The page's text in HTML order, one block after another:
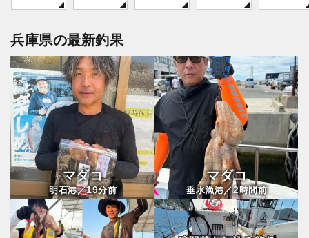
兵庫県の最新釣果
マダコ
明石港／19分前
マダコ
垂水漁港／2時間前